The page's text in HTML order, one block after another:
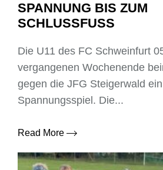
SPANNUNG BIS ZUM
SCHLUSSFUSS
Die U11 des FC Schweinfurt
vergangenen Wochenende
gegen die JFG Steigerwald
Spannungsspiel. Die...
Read More